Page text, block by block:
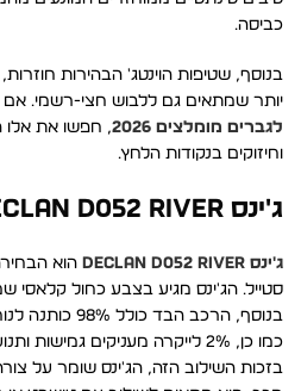
כביסה.
בנוסף, שטיפות הוינטג' הבהירות
יותר שמתאים גם ללבוש חצי-רשמי.
לגברים מומלצים 2026
, חפשו את אלו
וחיזוקים בנקודות הלחץ.
ג'ינס DECLAN D052 RIVER
ג'ינס DECLAN D052 RIVER
הוא
סטייל. הג'ינס מגיע בצבע כחול קלאסי
בנוסף, הרכב הבד
כמו כן, 2% לייקרה מעניקים
בזכות השילוב הזה, הג'ינס שומר על